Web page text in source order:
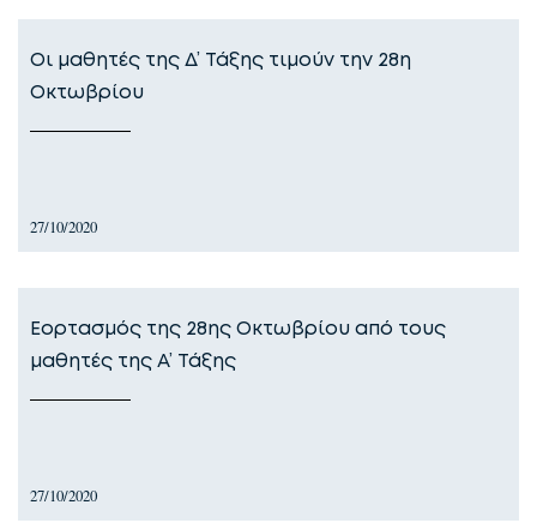
Οι μαθητές της Δ’ Τάξης τιμούν την 28η
Οκτωβρίου
27/10/2020
Εορτασμός της 28ης Οκτωβρίου από τους
μαθητές της Α’ Τάξης
27/10/2020